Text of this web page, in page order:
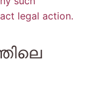
legal action.